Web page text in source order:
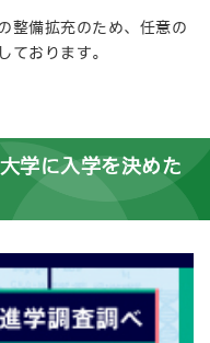
整備拡充のため、任意の
ております。
学に入学を決めた